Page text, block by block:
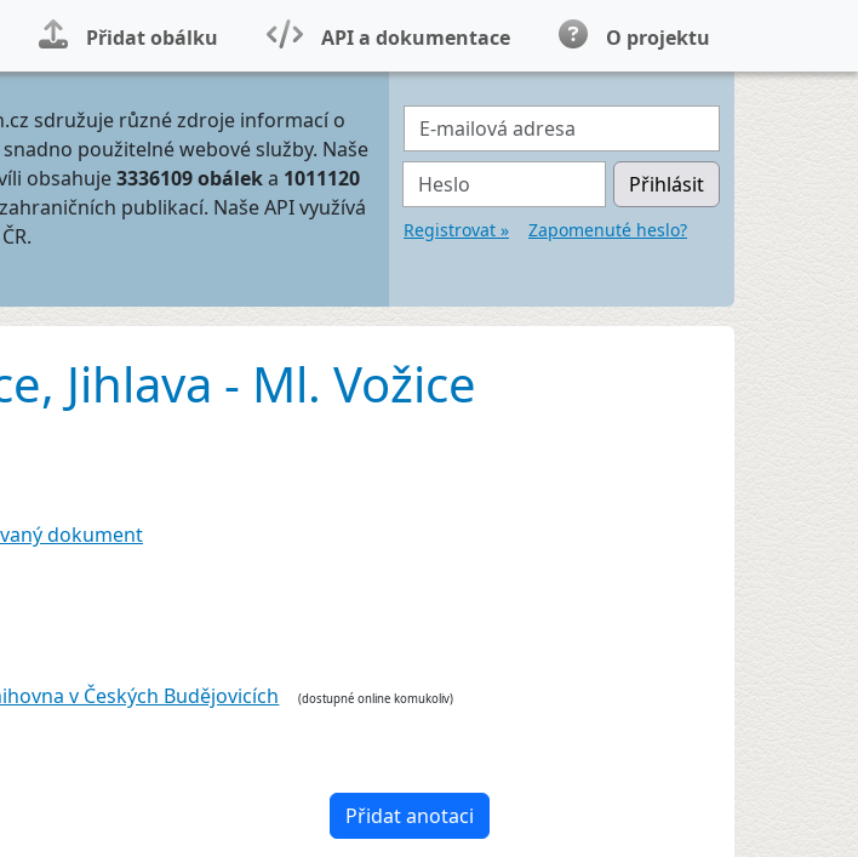
Přidat obálku API a dokumentace O projektu
sdružuje různé zdroje informací o
použitelné webové služby. Naše
obsahuje3336109 obáleka 1011120
publikací. Naše API využívá
E-mailová adresa
Heslo Přihlásit
Registrovat » Zapomenuté heslo?
Jihlava - Ml. Vožice
dokument
v Českých Budějovicích (dostupné online komukoliv)
Přidat anotaci